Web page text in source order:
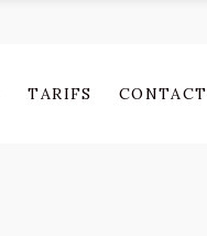
TARIFS CONTACT